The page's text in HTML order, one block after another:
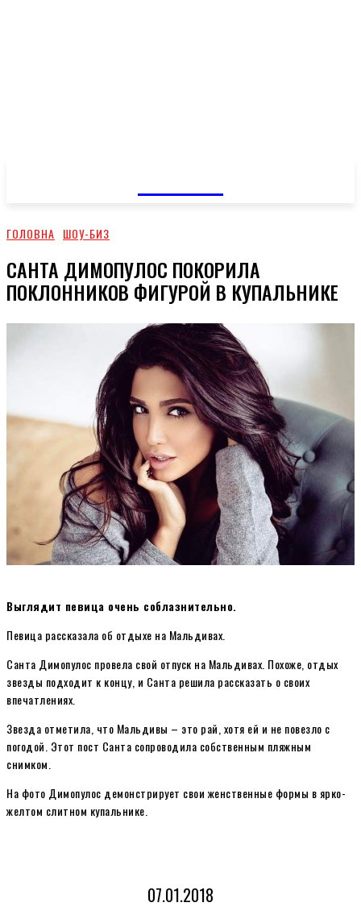
ГОЛОВНА ШОУ-БИЗ
САНТА ДИМОПУЛОС ПОКОРИЛА
ПОКЛОННИКОВ ФИГУРОЙ В КУПАЛЬНИКЕ
Выглядит певица очень соблазнительно.
Певица рассказала об отдыхе на Мальдивах.
Санта Димопулос провела свой отпуск на Мальдивах. Похоже, отдых
звезды подходит к концу, и Санта решила рассказать о своих
впечатлениях.
Звезда отметила, что Мальдивы – это рай, хотя ей и не повезло с
погодой. Этот пост Санта сопроводила собственным пляжным
снимком.
На фото Димопулос демонстрирует свои женственные формы в ярко-
желтом слитном купальнике.
07.01.2018